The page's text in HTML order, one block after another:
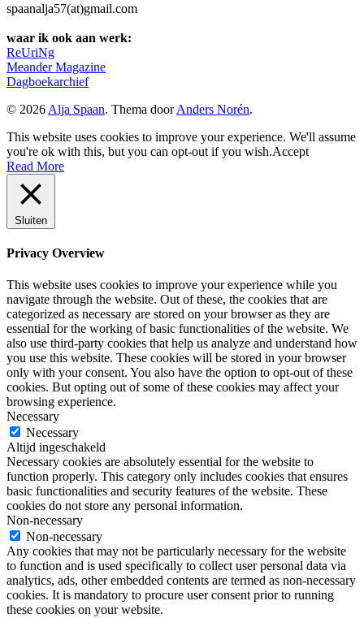
spaanalja57(at)gmail.com
waar ik ook aan werk:
ReUriNg
Meander Magazine
Dagboekarchief
© 2026 Alja Spaan. Thema doorAnders Norén.
This website uses cookies to improve your experience. We'll assume
you're ok with this, but you can opt-out if you wish.Accept
Read More
Sluiten
Privacy Overview
This website uses cookies to improve your experience while you
navigate through the website. Out of these, the cookies that are
categorized as necessary are stored on your browser as they are
essential for the working of basic functionalities of the website. We
also use third-party cookies that help us analyze and understand how
you use this website. These cookies will be stored in your browser
only with your consent. You also have the option to opt-out of these
cookies. But opting out of some of these cookies may affect your
browsing experience.
Necessary
Necessary
Altijd ingeschakeld
Necessary cookies are absolutely essential for the website to
function properly. This category only includes cookies that ensures
basic functionalities and security features of the website. These
cookies do not store any personal information.
Non-necessary
Non-necessary
Any cookies that may not be particularly necessary for the website
to function and is used specifically to collect user personal data via
analytics, ads, other embedded contents are termed as non-necessary
cookies. It is mandatory to procure user consent prior to running
these cookies on your website.